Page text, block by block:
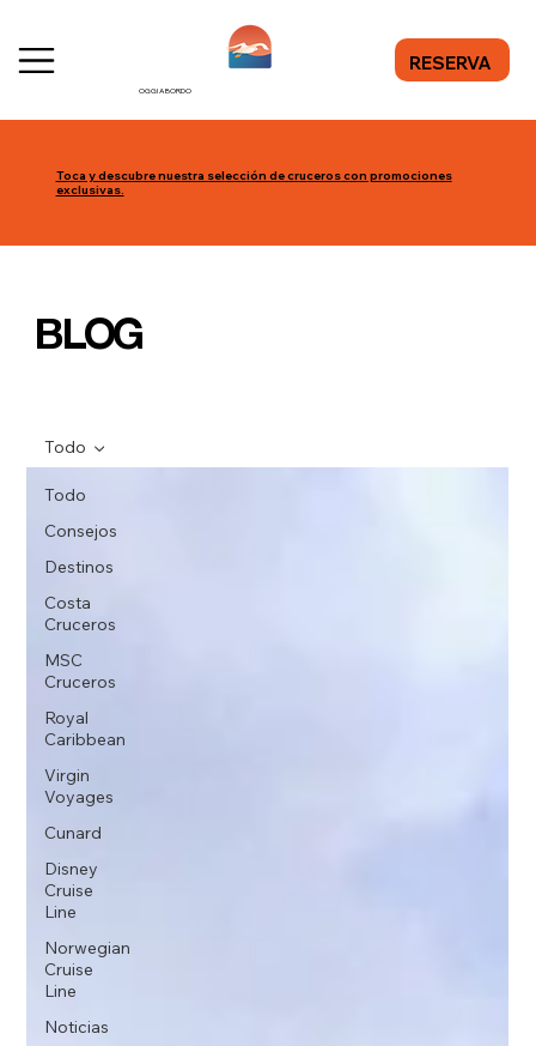
RESERVA
OGGI A BORDO
BLOG
Toca y descubre nuestra selección de cruceros con promociones
exclusivas.
Todo
Consejos
Destinos
Costa
Cruceros
MSC
Cruceros
Royal
Caribbean
Virgin
Voyages
Cunard
Disney
Cruise
Line
Norwegian
Cruise
Line
Noticias
Todo